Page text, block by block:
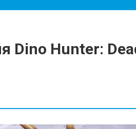
Dino Hunter: